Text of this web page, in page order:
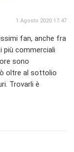
1 Agosto 2020 17:47
fan, anche fra
più commerciali
sono
oltre al sottolio
Trovarli è